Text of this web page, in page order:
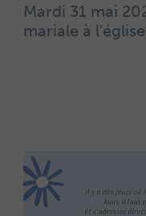
Mardi 31 mai
mariale à